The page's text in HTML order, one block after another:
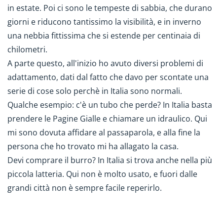
in estate. Poi ci sono le tempeste di sabbia, che durano
giorni e riducono tantissimo la visibilità, e in inverno
una nebbia fittissima che si estende per centinaia di
chilometri.
A parte questo, all'inizio ho avuto diversi problemi di
adattamento, dati dal fatto che davo per scontate una
serie di cose solo perchè in Italia sono normali.
Qualche esempio: c'è un tubo che perde? In Italia basta
prendere le Pagine Gialle e chiamare un idraulico. Qui
mi sono dovuta affidare al passaparola, e alla fine la
persona che ho trovato mi ha allagato la casa.
Devi comprare il burro? In Italia si trova anche nella più
piccola latteria. Qui non è molto usato, e fuori dalle
grandi città non è sempre facile reperirlo.